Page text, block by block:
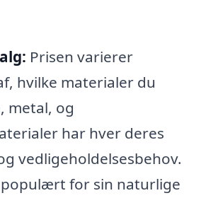
Prisen varierer
hvilke materialer du
metal, og
har hver deres
vedligeholdelsesbehov.
for sin naturlige